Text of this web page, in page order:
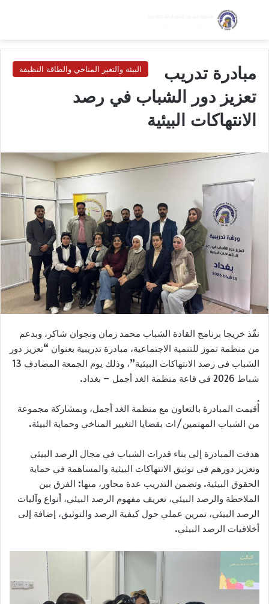
بحث عن
البيئة والتغير المناخي والطاقة النظيفة
مبادرة تدريب
تعزيز دور الشباب في رصد
الانتهاكات البيئية
نفّذ خريجا برنامج القادة الشباب محمد زمان ونجوان شاكر، وبدعم
من منظمة تموز للتنمية الاجتماعية، مبادرة تدريبية بعنوان “تعزيز دور
الشباب في رصد الانتهاكات البيئية”، وذلك يوم الجمعة المصادف 13
شباط 2026 في قاعة منظمة الغد أجمل – بغداد.
أُقيمت المبادرة بالتعاون مع منظمة الغد أجمل، وبمشاركة مجموعة
من الشباب المهتمين/ات بقضايا التغيير المناخي وحماية البيئة.
هدفت المبادرة إلى بناء قدرات الشباب في مجال الرصد البيئي
وتعزيز دورهم في توثيق الانتهاكات البيئية والمساهمة في حماية
الحقوق البيئية. وتضمن التدريب عدة محاور، منها: الفرق بين
الملاحظة والرصد البيئي، تعريف مفهوم الرصد البيئي، أنواع وآليات
الرصد البيئي، تمرين عملي حول كيفية الرصد والتوثيق، إضافة إلى
أخلاقيات الرصد البيئي.